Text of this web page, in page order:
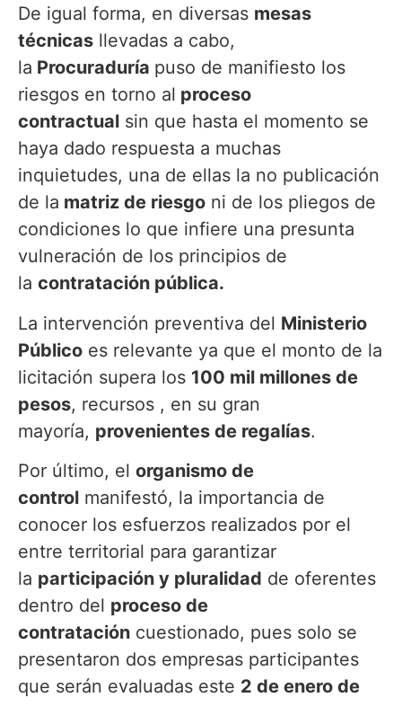
De igual forma, en diversas mesas
técnicas llevadas a cabo,
la Procuraduría puso de manifiesto los
riesgos en torno al proceso
contractual sin que hasta el momento se
haya dado respuesta a muchas
inquietudes, una de ellas la no publicación
de la matriz de riesgo ni de los pliegos de
condiciones lo que infiere una presunta
vulneración de los principios de
la contratación pública.
La intervención preventiva del Ministerio
Público es relevante ya que el monto de la
licitación supera los 100 mil millones de
pesos, recursos , en su gran
mayoría, provenientes de regalías.
Por último, el organismo de
control manifestó, la importancia de
conocer los esfuerzos realizados por el
entre territorial para garantizar
la participación y pluralidad de oferentes
dentro del proceso de
contratación cuestionado, pues solo se
presentaron dos empresas participantes
que serán evaluadas este 2 de enero de